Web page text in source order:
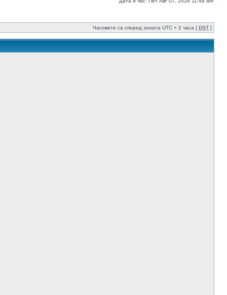
Часовете са според зоната UTC + 2 часа [ DST ]